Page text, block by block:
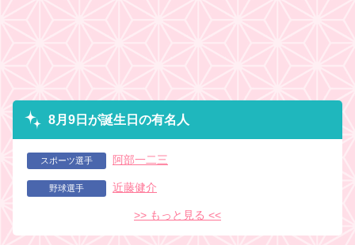
8月9日が誕生日の有名人
スポーツ選手 阿部一二三
野球選手 近藤健介
>> もっと見る <<